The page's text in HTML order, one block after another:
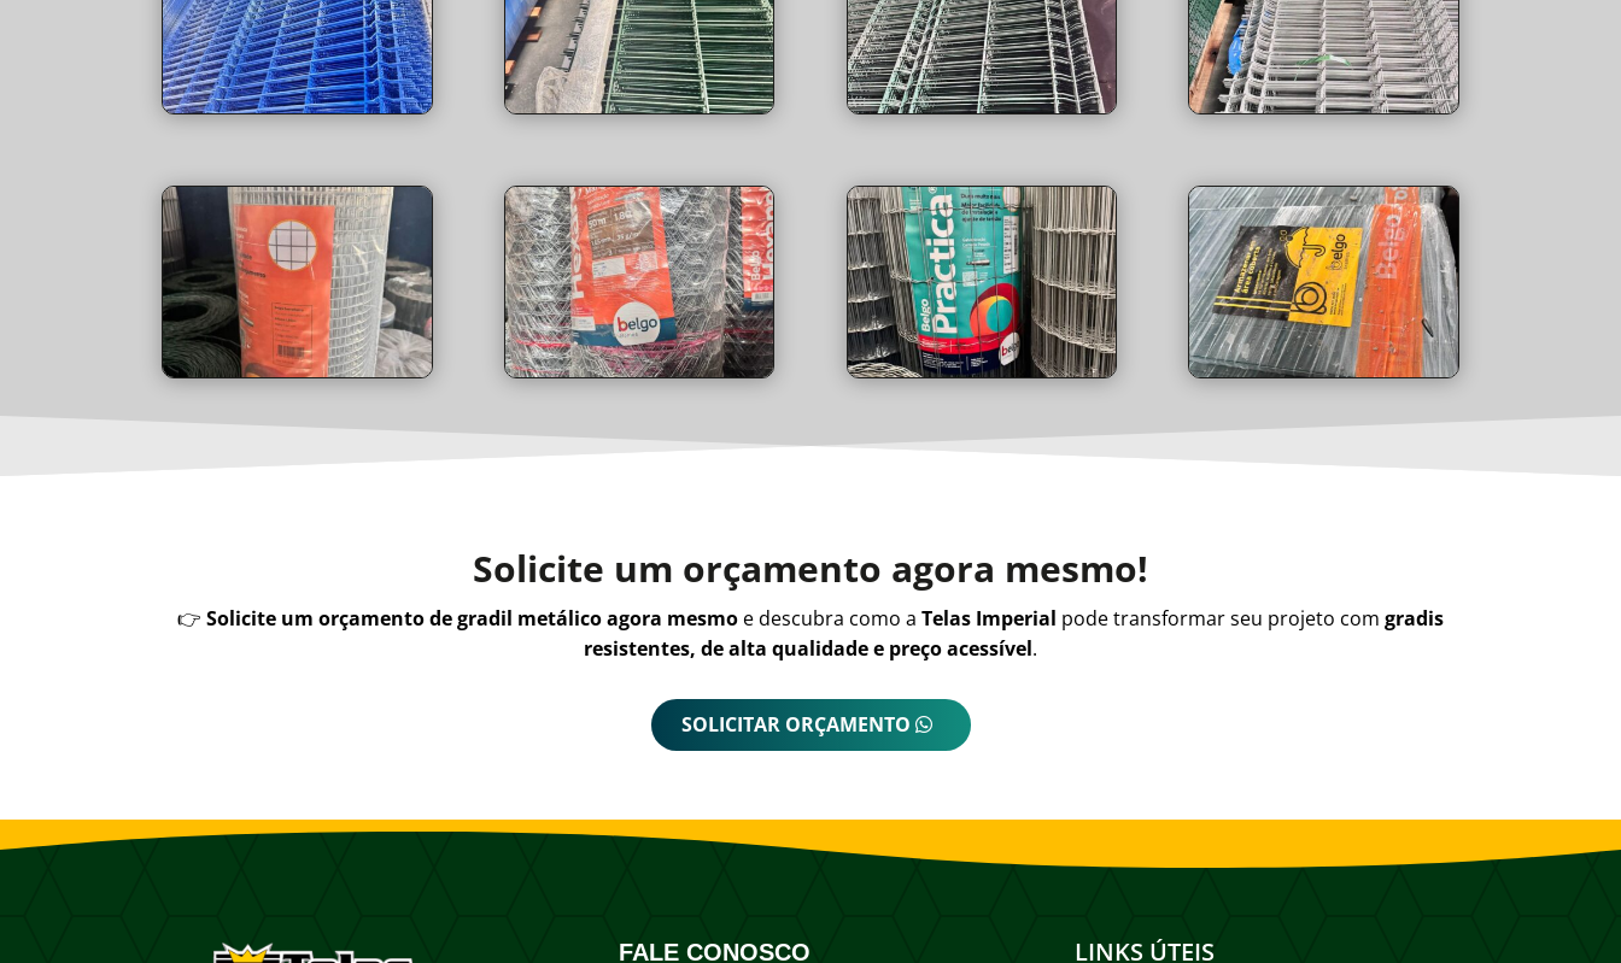
Solicite um orçamento agora mesmo!
👉 Solicite um orçamento de gradil metálico agora mesmo e descubra como a Telas Imperial pode transformar seu projeto com gradis
resistentes, de alta qualidade e preço acessível.
SOLICITAR ORÇAMENTO
FALE CONOSCO LINKS ÚTEIS